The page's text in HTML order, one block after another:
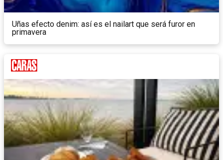
Uñas efecto denim: así es el nailart que será furor en
primavera